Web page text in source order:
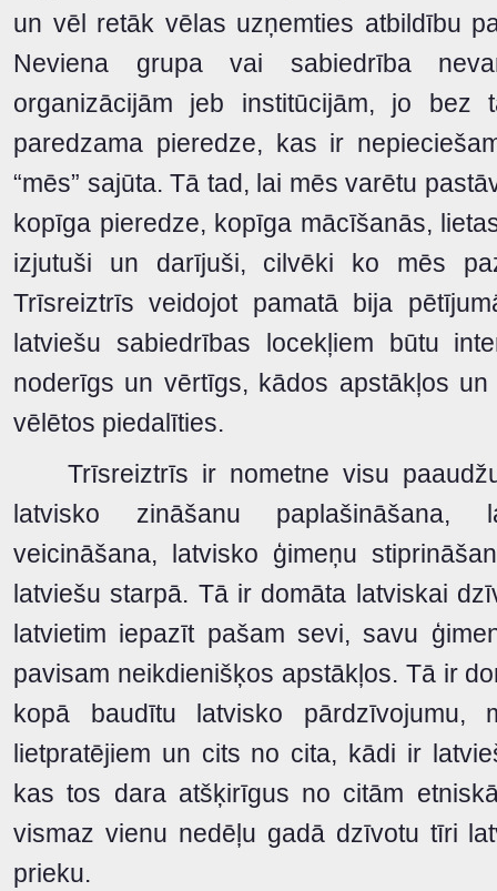
un vēl retāk vēlas uzņemties atbildību
Neviena grupa vai sabiedrība
organizācijām jeb institūcijām, jo bez
paredzama pieredze, kas ir
“mēs” sajūta. Tā tad, lai mēs varētu
kopīga pieredze, kopīga mācīšanās,
izjutuši un darījuši, cilvēki ko mēs
Trīsreiztrīs veidojot pamatā bija
latviešu sabiedrības locekļiem būtu
noderīgs un vērtīgs, kādos apstākļos
vēlētos piedalīties.
Trīsreiztrīs ir nometne visu
latvisko zināšanu paplašināšana,
veicināšana, latvisko ģimeņu
latviešu starpā. Tā ir domāta latviskai
latvietim iepazīt pašam sevi, savu
pavisam neikdienišķos apstākļos. Tā ir
kopā baudītu latvisko pārdzīvojumu,
lietpratējiem un cits no cita, kādi ir
kas tos dara atšķirīgus no citām
vismaz vienu nedēļu gadā dzīvotu tīri
prieku.